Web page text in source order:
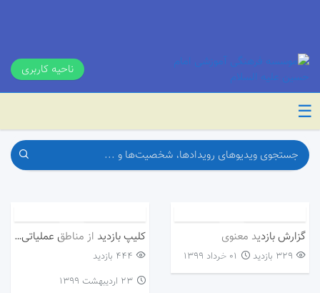
ناحیه کاربری
☰
گزارش بازدید معنوی
329 بازدید ۰۱ خرداد ۱۳۹۹
کلیپ بازدید از مناطق عملیاتی جنوب
444 بازدید
۲۳ اردیبهشت ۱۳۹۹